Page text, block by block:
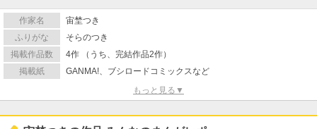
作家名
宙埜つき
ふりがな
そらのつき
掲載作品数
4作 （うち、完結作品2作）
掲載紙
GANMA!、ブシロードコミックスなど
もっと見る▼